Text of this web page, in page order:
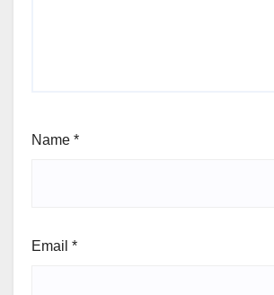
Name *
Email *